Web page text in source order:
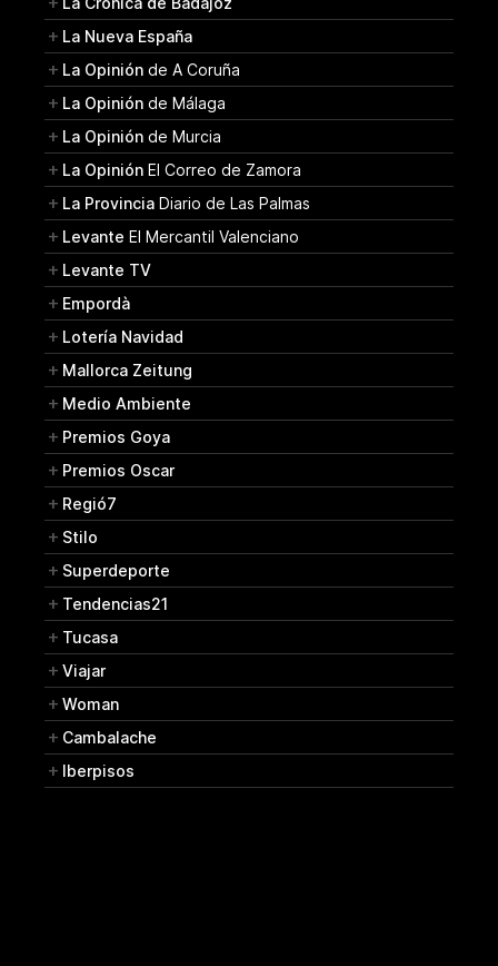
La Nueva España
La Opinión de A Coruña
La Opinión de Málaga
La Opinión de Murcia
La Opinión El Correo de Zamora
La Provincia Diario de Las Palmas
Levante El Mercantil Valenciano
Levante TV
Empordà
Lotería Navidad
Mallorca Zeitung
Medio Ambiente
Premios Goya
Premios Oscar
Regió7
Stilo
Superdeporte
Tendencias21
Tucasa
Viajar
Woman
Cambalache
Iberpisos